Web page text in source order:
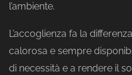
l’ambiente.
L’accoglienza fa la
calorosa e sempre
di necessità e a rendere il